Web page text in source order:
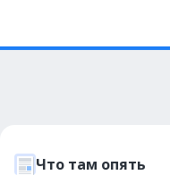
Что там опять